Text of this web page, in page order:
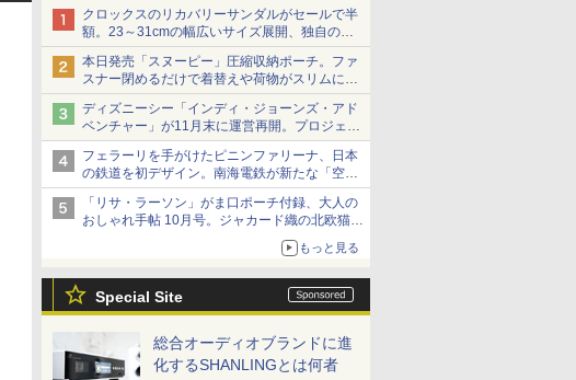
クロックスのリカバリーサンダルがセールで半
額。23～31cmの幅広いサイズ展開、独自のク
ッション素材を採用
本日発売「スヌーピー」圧縮収納ポーチ。ファ
スナー閉めるだけで着替えや荷物がスリムにま
とまる
ディズニーシー「インディ・ジョーンズ・アド
ベンチャー」が11月末に運営再開。プロジェク
ションマッピングを追加、DPAは1500円
フェラーリを手がけたピニンファリーナ、日本
の鉄道を初デザイン。南海電鉄が新たな「空港
特急」をなにわ筋線へ導入
「リサ・ラーソン」がま口ポーチ付録、大人の
おしゃれ手帖 10月号。ジャカード織の北欧猫デ
もっと見る
Special Site
総合オーディオブランドに進
化するSHANLINGとは何者